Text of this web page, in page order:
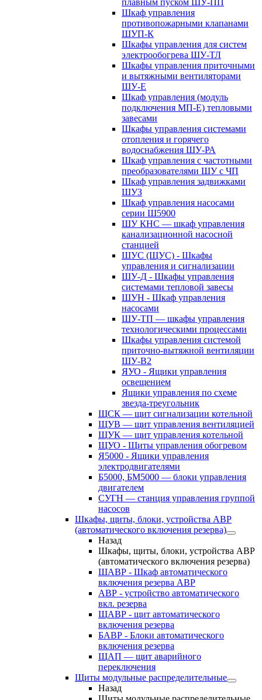
плавным пуском ШУ-ПП
Шкаф управления
противопожарными клапанами
ШУП-К
Шкафы управления для систем
электрообогрева ШУ-ТЛ
Шкафы управления приточными
и вытяжными вентиляторами
ШУ-Е
Шкаф управления (модуль
подключения МП-Е) тепловыми
завесами
Шкафы управления системами
отопления и горячего
водоснабжения ШУ-РА
Шкаф управления с частотными
преобразователями ШУ с ЧП
Шкаф управления задвижками
ШУЗ
Шкаф управления насосами
серии Ш5900
ШУ КНС — шкаф управления
канализационной насосной
станцией
ШУС (ЩУС) - Шкафы
управления и сигнализации
ШУ-Д - Шкафы управления
системами тепловой завесы
ШУН - Шкаф управления
насосами
ШУ-ТП — шкафы управления
технологическими процессами
Шкафы управления системой
приточно-вытяжной вентиляции
ШУ-В2
ЯУО - Ящики управления
освещением
Ящики управления по схеме
звезда-треугольник
ЩСК — щит сигнализации котельной
ЩУВ — щит управления вентиляцией
ЩУК — щит управления котельной
ЩУО - Щиты управления обогревом
Я5000 - Ящики управления
электродвигателями
Б5000, БМ5000 — блоки управления
двигателем
СУГН — станция управления группой
насосов
Шкафы, щиты, блоки, устройства АВР
(автоматического включения резерва)
Назад
Шкафы, щиты, блоки, устройства АВР
(автоматического включения резерва)
ШАВР - Шкаф автоматического
включения резерва АВР
АВР - устройство автоматического
вкл. резерва
ЩАВР - щит автоматического
включения резерва
БАВР - Блоки автоматического
включения резерва
ЩАП — щит аварийного
переключения
Щиты модульные распределительные
Назад